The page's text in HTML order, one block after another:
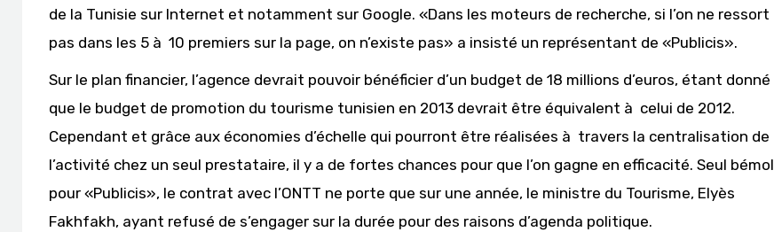
de la Tunisie sur Internet et notamment sur Google. «Dans les moteurs de recherche, si l’on ne ressort
pas dans les 5 à 10 premiers sur la page, on n’existe pas» a insisté un représentant de «Publicis».
Sur le plan financier, l’agence devrait pouvoir bénéficier d’un budget de 18 millions d’euros, étant donné
que le budget de promotion du tourisme tunisien en 2013 devrait être équivalent à celui de 2012.
Cependant et grâce aux économies d’échelle qui pourront être réalisées à travers la centralisation de
l’activité chez un seul prestataire, il y a de fortes chances pour que l’on gagne en efficacité. Seul bémol
pour «Publicis», le contrat avec l’ONTT ne porte que sur une année, le ministre du Tourisme, Elyès
Fakhfakh, ayant refusé de s’engager sur la durée pour des raisons d’agenda politique.